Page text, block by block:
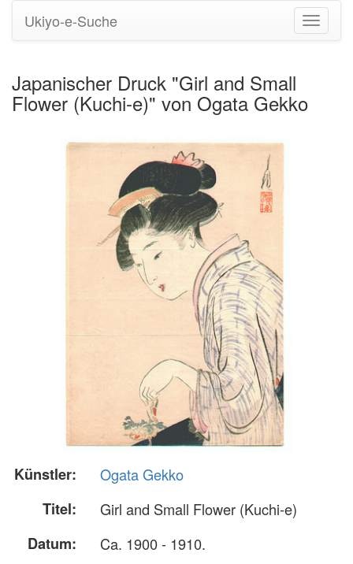
Ukiyo-e-Suche
Japanischer Druck "Girl and Small
Flower (Kuchi-e)" von Ogata Gekko
Künstler:
Ogata Gekko
Titel:
Girl and Small Flower (Kuchi-e)
Datum:
Ca. 1900 - 1910.